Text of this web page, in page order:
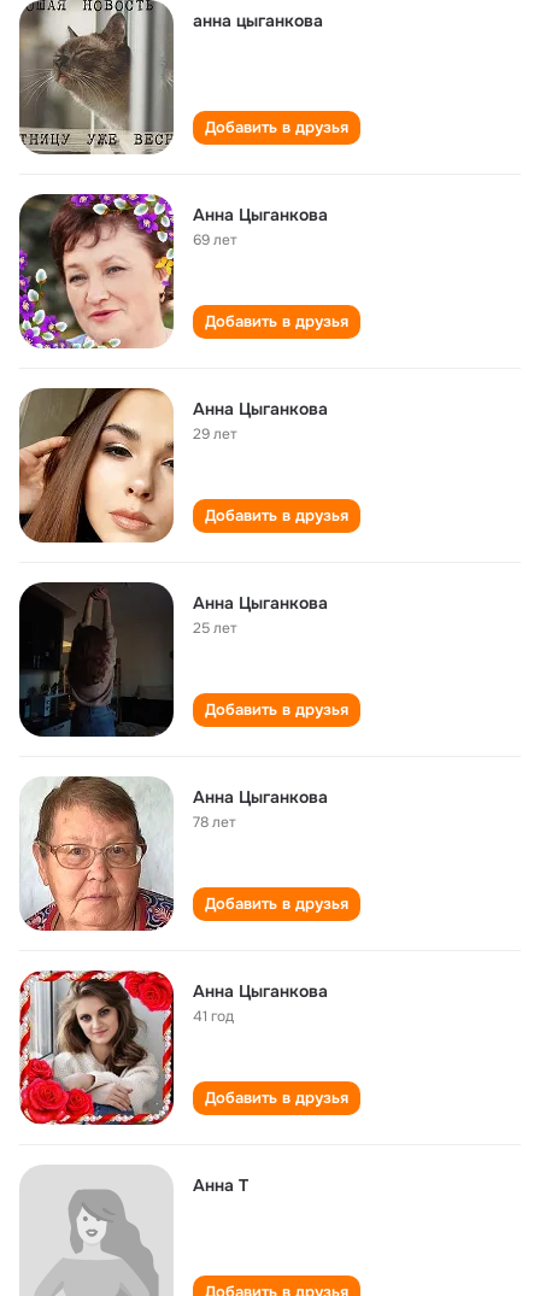
анна цыганкова
Добавить в друзья
Анна Цыганкова
69 лет
Добавить в друзья
Анна Цыганкова
29 лет
Добавить в друзья
Анна Цыганкова
25 лет
Добавить в друзья
Анна Цыганкова
78 лет
Добавить в друзья
Анна Цыганкова
41 год
Добавить в друзья
Анна Т
Добавить в друзья